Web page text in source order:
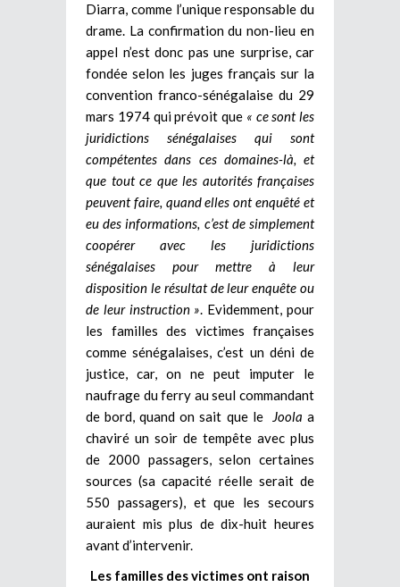
Diarra, comme l’unique responsable du
drame. La confirmation du non-lieu en
appel n’est donc pas une surprise, car
fondée selon les juges français sur la
convention franco-sénégalaise du 29
mars 1974 qui prévoit que « ce sont les
juridictions sénégalaises qui sont
compétentes dans ces domaines-là, et
que tout ce que les autorités françaises
peuvent faire, quand elles ont enquêté et
eu des informations, c’est de simplement
coopérer avec les juridictions
sénégalaises pour mettre à leur
disposition le résultat de leur enquête ou
de leur instruction ». Evidemment, pour
les familles des victimes françaises
comme sénégalaises, c’est un déni de
justice, car, on ne peut imputer le
naufrage du ferry au seul commandant
de bord, quand on sait que le Joola a
chaviré un soir de tempête avec plus
de 2000 passagers, selon certaines
sources (sa capacité réelle serait de
550 passagers), et que les secours
auraient mis plus de dix-huit heures
avant d’intervenir.
Les familles des victimes ont raison